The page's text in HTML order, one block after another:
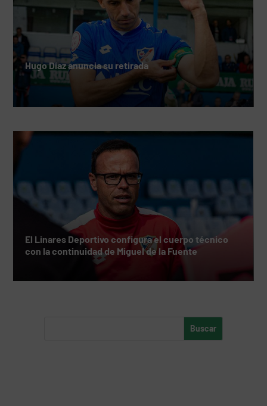
Hugo Díaz anuncia su retirada
El Linares Deportivo configura el cuerpo técnico
con la continuidad de Miguel de la Fuente